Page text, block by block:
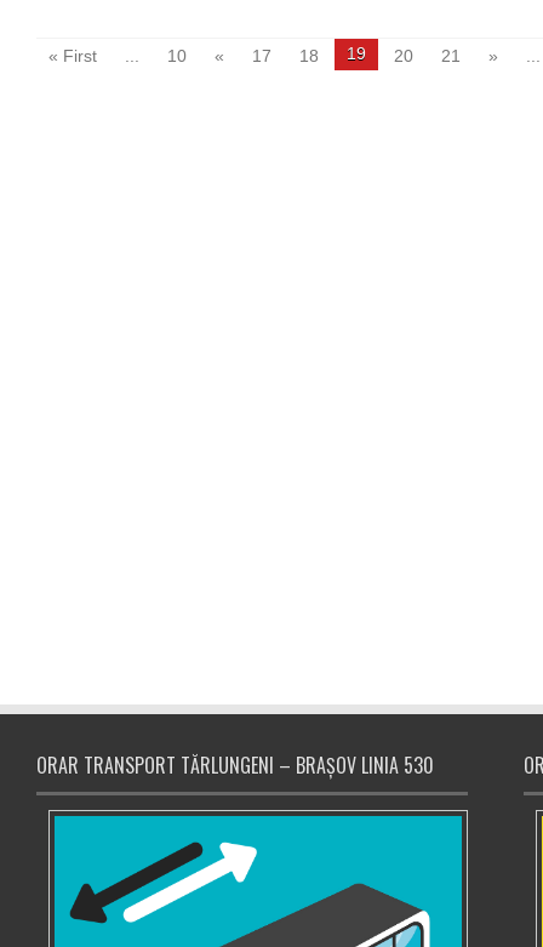
« First 10 « 17 18 19 20 21 »
ORAR TRANSPORT TĂRLUNGENI – BRAȘOV LINIA 530